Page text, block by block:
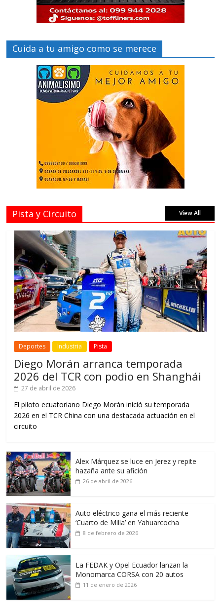
Cuida a tu amigo como se merece
Pista y Circuito View All
Deportes Industria Pista
Diego Morán arranca temporada
2026 del TCR con podio en Shanghái
27 de abril de 2026
El piloto ecuatoriano Diego Morán inició su temporada
2026 en el TCR China con una destacada actuación en el
circuito
Alex Márquez se luce en Jerez y repite
hazaña ante su afición
26 de abril de 2026
Auto eléctrico gana el más reciente
‘Cuarto de Milla’ en Yahuarcocha
8 de febrero de 2026
La FEDAK y Opel Ecuador lanzan la
Monomarca CORSA con 20 autos
11 de enero de 2026